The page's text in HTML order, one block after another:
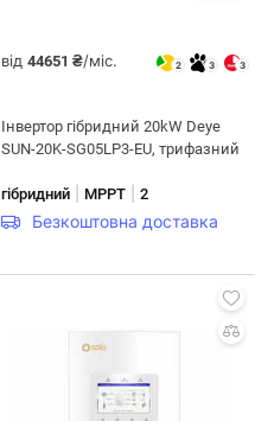
від 44651 ₴/міс. 2 3 3
Інвертор гібридний 20kW Deye
SUN-20K-SG05LP3-EU, трифазний
гібридний MPPT 2
Безкоштовна доставка